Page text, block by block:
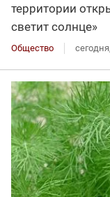
территории
светит солнце»
Общество